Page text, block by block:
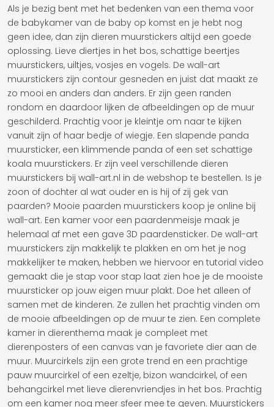
Als je bezig bent met het bedenken van een thema voor
de babykamer van de baby op komst en je hebt nog
geen idee, dan zijn dieren muurstickers altijd een goede
oplossing. Lieve diertjes in het bos, schattige beertjes
muurstickers, uiltjes, vosjes en vogels. De wall-art
muurstickers zijn contour gesneden en juist dat maakt ze
zo mooi en anders dan anders. Er zijn geen randen
rondom en daardoor lijken de afbeeldingen op de muur
geschilderd. Prachtig voor je kleintje om naar te kijken
vanuit zijn of haar bedje of wiegje. Een slapende panda
muursticker, een klimmende panda of een set schattige
koala muurstickers. Er zijn veel verschillende dieren
muurstickers bij wall-art.nl in de webshop te bestellen. Is je
zoon of dochter al wat ouder en is hij of zij gek van
paarden? Mooie paarden muurstickers koop je online bij
wall-art. Een kamer voor een paardenmeisje maak je
helemaal af met een gave 3D paardensticker. De wall-art
muurstickers zijn makkelijk te plakken en om het je nog
makkelijker te maken, hebben we hiervoor en tutorial video
gemaakt die je stap voor stap laat zien hoe je de mooiste
muursticker op jouw eigen muur plakt. Doe het alleen of
samen met de kinderen. Ze zullen het prachtig vinden om
de mooie afbeeldingen op de muur te zien. Een complete
kamer in dierenthema maak je compleet met
dierenposters of een canvas van je favoriete dier aan de
muur. Muurcirkels zijn een grote trend en een prachtige
pauw muurcirkel of een ezeltje, bizon wandcirkel, of een
behangcirkel met lieve dierenvriendjes in het bos. Prachtig
om een kamer nog meer sfeer mee te geven. Muurstickers